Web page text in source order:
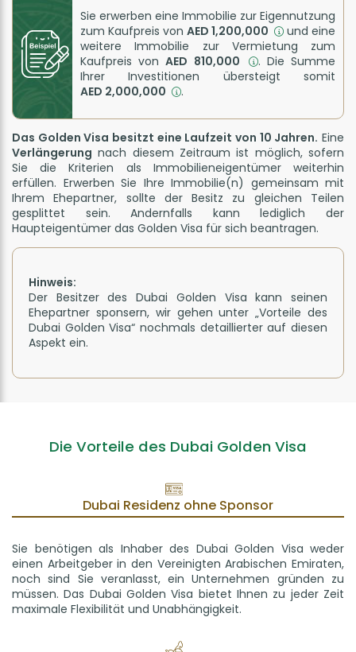
Sie erwerben eine Immobilie zur Eigennutzung
zum Kaufpreis von AED 1,200,000
und eine
weitere Immobilie zur Vermietung zum
Kaufpreis vonAED 810,000
. Die Summe
Ihrer Investitionen übersteigt somit
AED 2,000,000
.
Das Golden Visa besitzt eine Laufzeit von 10 Jahren. Eine
Verlängerung nach diesem Zeitraum ist möglich, sofern
Sie die Kriterien als Immobilieneigentümer weiterhin
erfüllen. Erwerben Sie Ihre Immobilie(n) gemeinsam mit
Ihrem Ehepartner, sollte der Besitz zu gleichen Teilen
gesplittet sein. Andernfalls kann lediglich der
Haupteigentümer das Golden Visa für sich beantragen.
Hinweis:
Der Besitzer des Dubai Golden Visa kann seinen
Ehepartner sponsern, wir gehen unter „Vorteile des
Dubai Golden Visa“ nochmals detaillierter auf diesen
Aspekt ein.
Die Vorteile des Dubai Golden Visa
Dubai Residenz ohne Sponsor
Sie benötigen als Inhaber des Dubai Golden Visa weder
einen Arbeitgeber in den Vereinigten Arabischen Emiraten,
noch sind Sie veranlasst, ein Unternehmen gründen zu
müssen. Das Dubai Golden Visa bietet Ihnen zu jeder Zeit
maximale Flexibilität und Unabhängigkeit.